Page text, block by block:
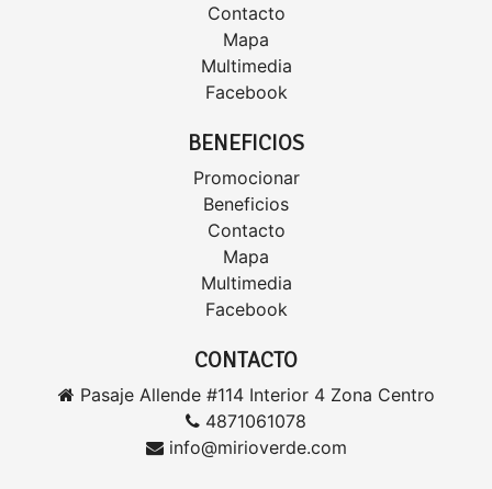
Contacto
Mapa
Multimedia
Facebook
BENEFICIOS
Promocionar
Beneficios
Contacto
Mapa
Multimedia
Facebook
CONTACTO
Pasaje Allende #114 Interior 4 Zona Centro
4871061078
info@mirioverde.com